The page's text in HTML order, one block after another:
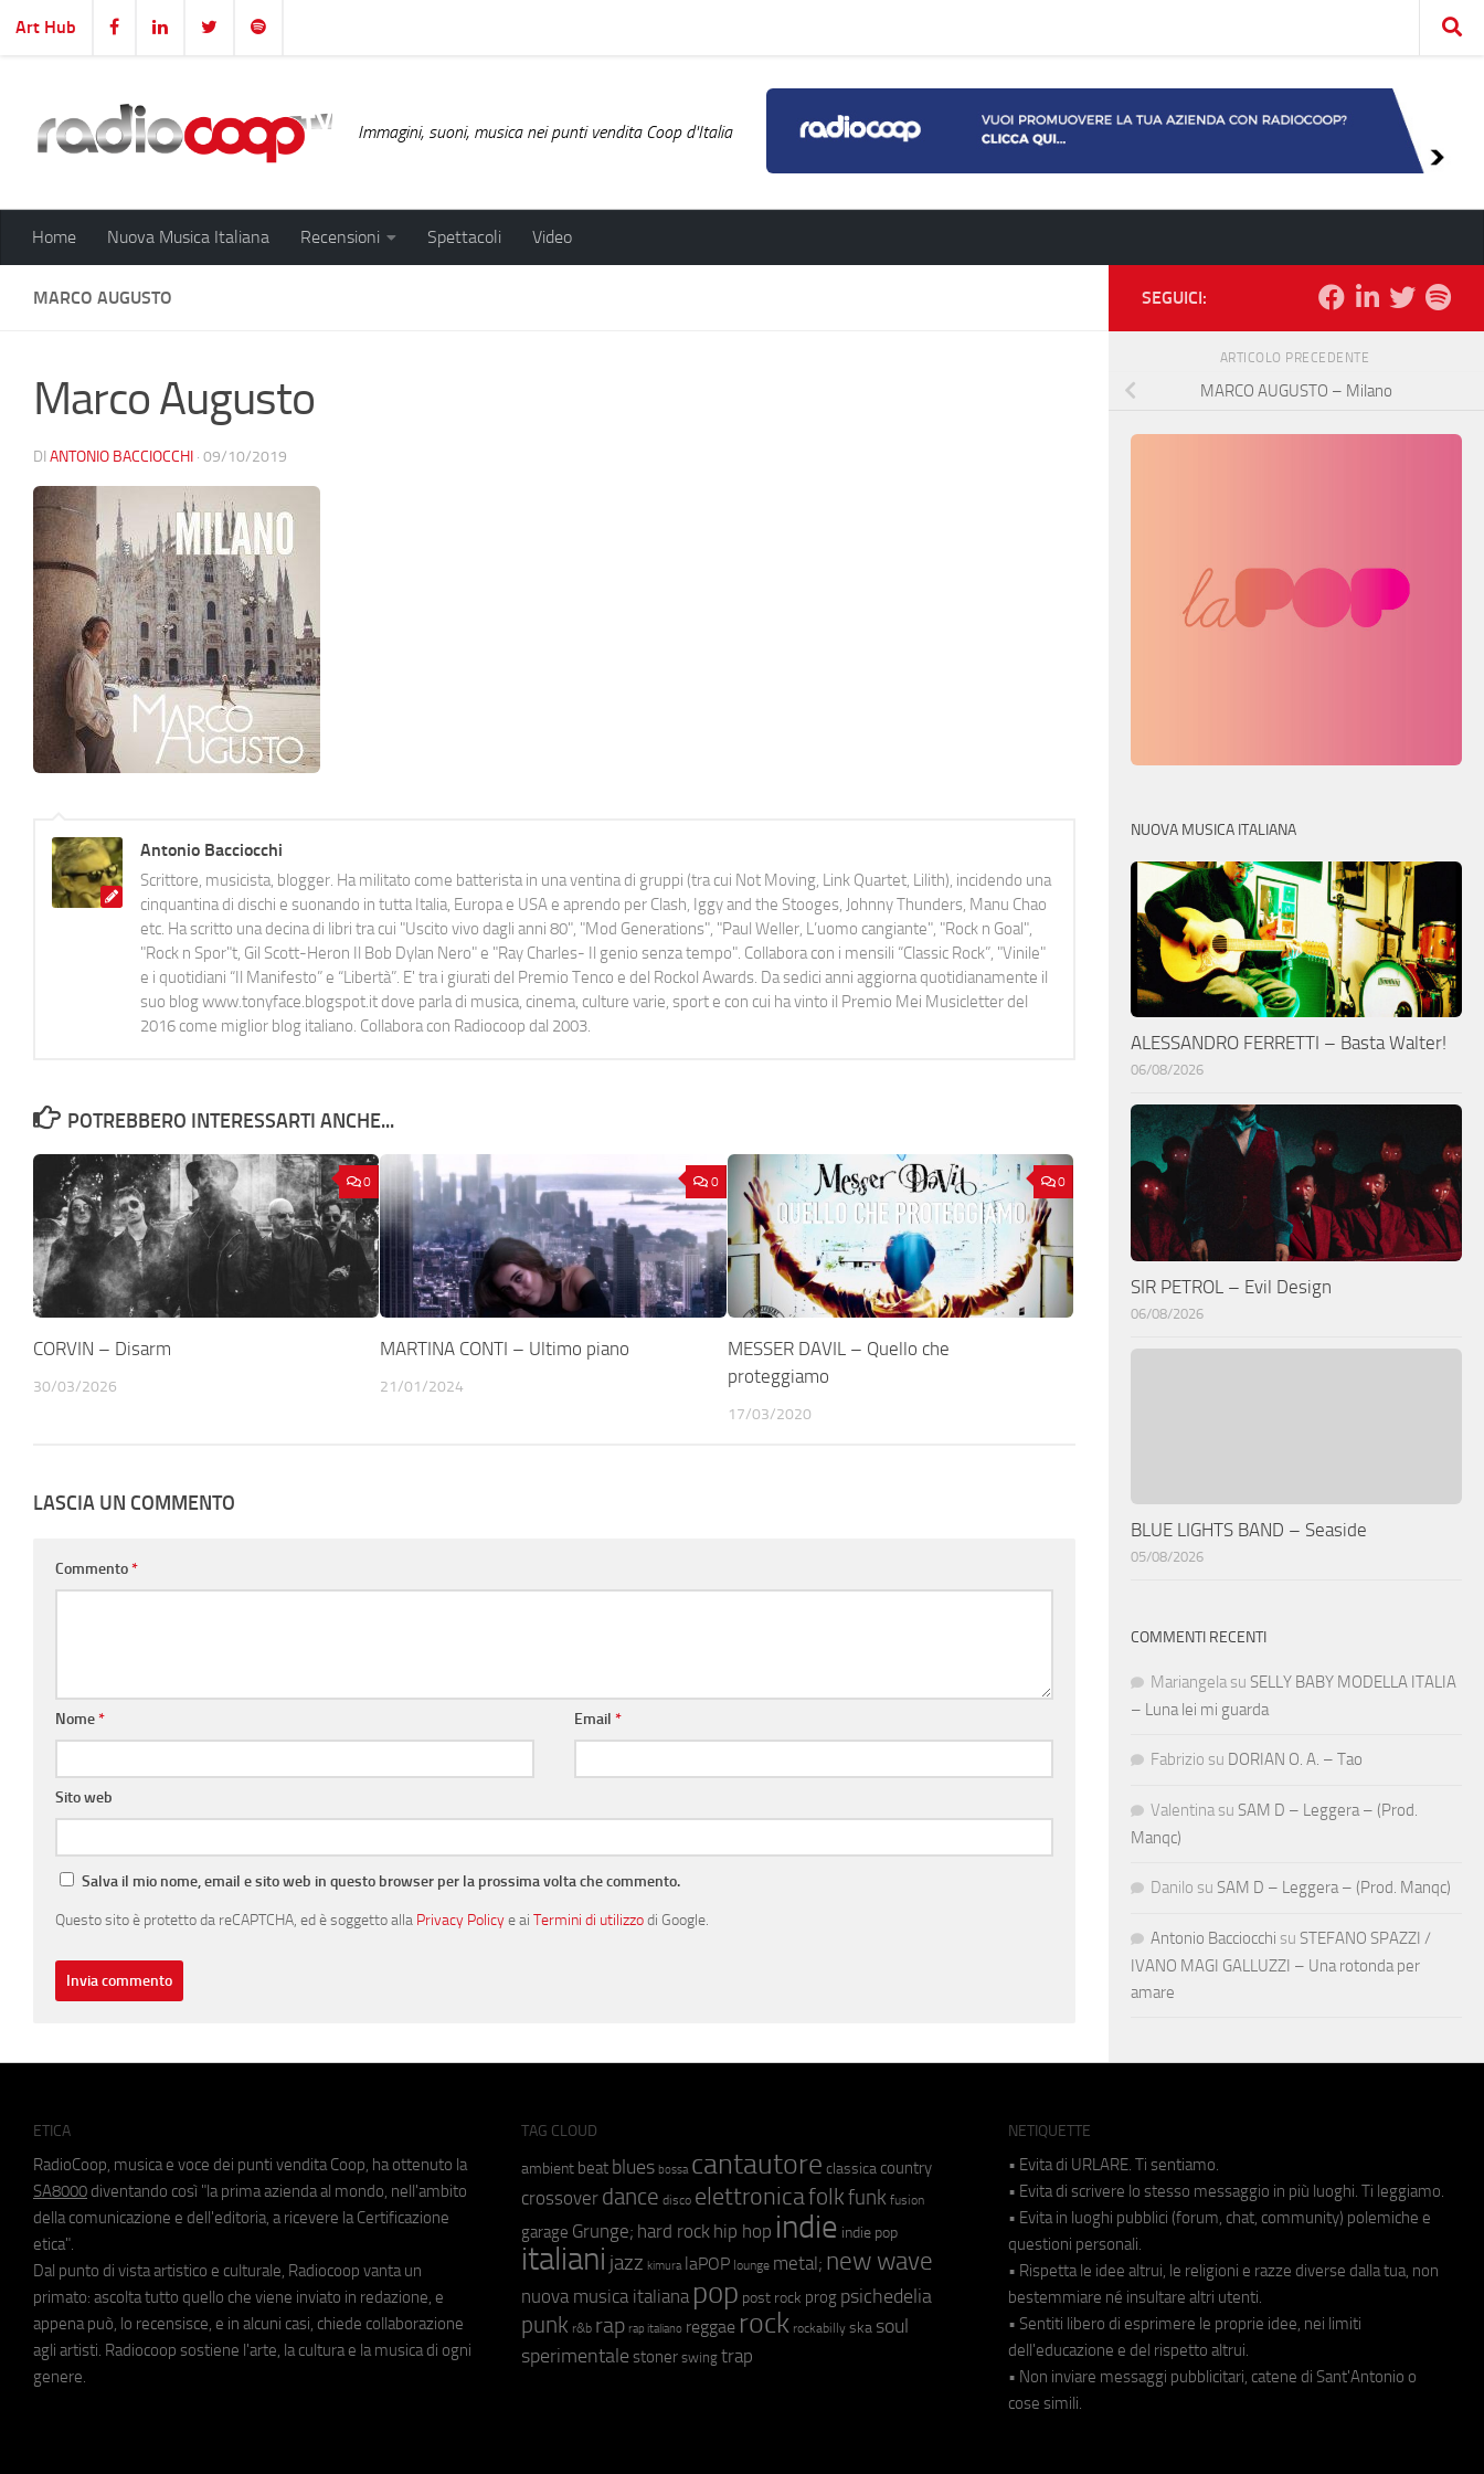
Salta al contenuto
Art Hub
Immagini, suoni, musica nei punti vendita Coop d'Italia
Home Nuova Musica Italiana Recensioni Spettacoli Video
MARCO AUGUSTO
Marco Augusto
DI ANTONIO BACCIOCCHI · 09/10/2019
Antonio Bacciocchi
Scrittore, musicista, blogger. Ha militato come batterista in una ventina di gruppi (tra cui Not Moving, Link Quartet, Lilith), incidendo una
cinquantina di dischi e suonando in tutta Italia, Europa e USA e aprendo per Clash, Iggy and the Stooges, Johnny Thunders, Manu Chao
etc. Ha scritto una decina di libri tra cui "Uscito vivo dagli anni 80", "Mod Generations", "Paul Weller, L’uomo cangiante", "Rock n Goal",
"Rock n Spor"t, Gil Scott-Heron Il Bob Dylan Nero" e "Ray Charles- Il genio senza tempo". Collabora con i mensili “Classic Rock”, "Vinile"
e i quotidiani “Il Manifesto” e “Libertà”. E' tra i giurati del Premio Tenco e del Rockol Awards. Da sedici anni aggiorna quotidianamente il
suo blog www.tonyface.blogspot.it dove parla di musica, cinema, culture varie, sport e con cui ha vinto il Premio Mei Musicletter del
2016 come miglior blog italiano. Collabora con Radiocoop dal 2003.
POTREBBERO INTERESSARTI ANCHE...
0
CORVIN – Disarm
30/03/2026
0
MARTINA CONTI – Ultimo piano
21/01/2024
0
MESSER DAVIL – Quello che
proteggiamo
17/03/2020
LASCIA UN COMMENTO
Commento*
Nome* Email*
Sito web
Salva il mio nome, email e sito web in questo browser per la prossima volta che commento.
Questo sito è protetto da reCAPTCHA, ed è soggetto alla Privacy Policye ai Termini di utilizzodi Google.
SEGUICI:
ARTICOLO PRECEDENTE
MARCO AUGUSTO – Milano
NUOVA MUSICA ITALIANA
ALESSANDRO FERRETTI – Basta Walter!
06/08/2026
SIR PETROL – Evil Design
06/08/2026
BLUE LIGHTS BAND – Seaside
05/08/2026
COMMENTI RECENTI
Mariangela su SELLY BABY MODELLA ITALIA
– Luna lei mi guarda
Fabrizio su DORIAN O. A. – Tao
Valentina su SAM D – Leggera – (Prod.
Manqc)
Danilo su SAM D – Leggera – (Prod. Manqc)
Antonio Bacciocchi su STEFANO SPAZZI /
IVANO MAGI GALLUZZI – Una rotonda per
amare
ETICA
RadioCoop, musica e voce dei punti vendita Coop, ha ottenuto la
SA8000 diventando così "la prima azienda al mondo, nell'ambito
della comunicazione e dell'editoria, a ricevere la Certificazione
etica".
Dal punto di vista artistico e culturale, Radiocoop vanta un
primato: ascolta tutto quello che viene inviato in redazione, e
appena può, lo recensisce, e in alcuni casi, chiede collaborazione
agli artisti. Radiocoop sostiene l'arte, la cultura e la musica di ogni
genere.
TAG CLOUD
ambient beat blues bossa cantautore classica country
crossover dance disco elettronicafolkfunk fusion
garage Grunge; hard rock hip hop indie indie pop
italiani jazz kimura laPOP lounge metal; new wave
nuova musica italiana pop post rock prog psichedelia
punk r&b rap rap italiano reggae rock rockabilly ska soul
sperimentale stoner swing trap
NETIQUETTE
• Evita di URLARE. Ti sentiamo.
• Evita di scrivere lo stesso messaggio in più luoghi. Ti leggiamo.
• Evita in luoghi pubblici (forum, chat, community) polemiche e
questioni personali.
• Rispetta le idee altrui, le religioni e razze diverse dalla tua, non
bestemmiare né insultare altri utenti.
• Sentiti libero di esprimere le proprie idee, nei limiti
dell'educazione e del rispetto altrui.
• Non inviare messaggi pubblicitari, catene di Sant'Antonio o
cose simili.